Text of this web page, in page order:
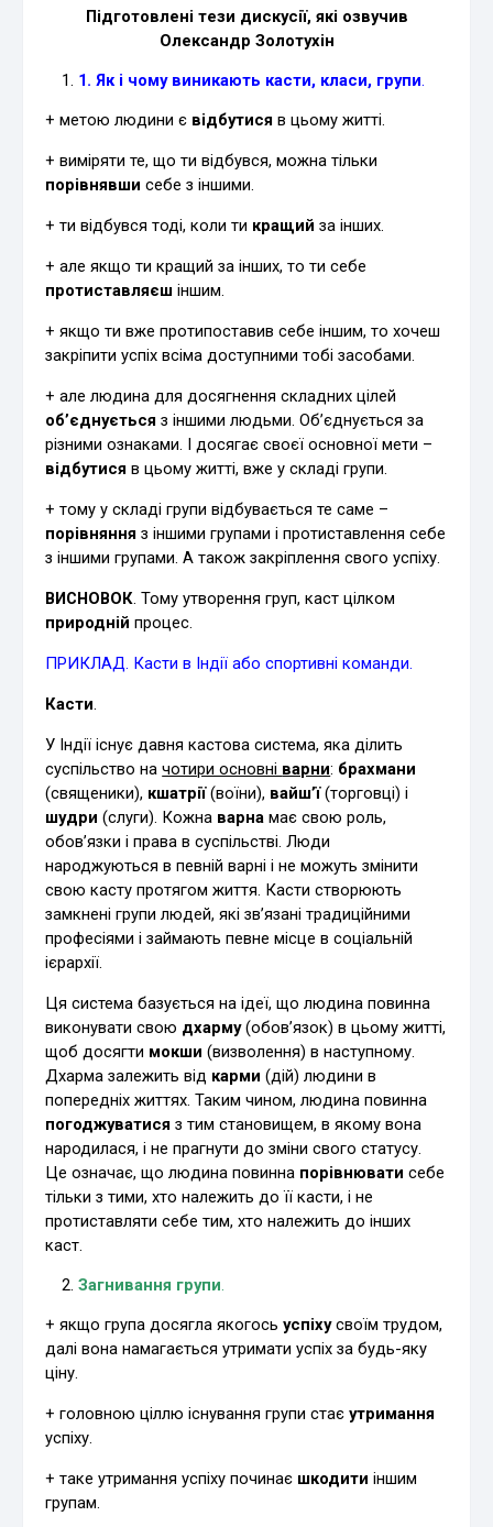
Підготовлені тези дискусії, які озвучив
Олександр Золотухін
1. Як і чому виникають касти, класи, групи.
+ метою людини є відбутися в цьому житті.
+ виміряти те, що ти відбувся, можна тільки
порівнявши себе з іншими.
+ ти відбувся тоді, коли ти кращий за інших.
+ але якщо ти кращий за інших, то ти себе
протиставляєш іншим.
+ якщо ти вже протипоставив себе іншим, то хочеш
закріпити успіх всіма доступними тобі засобами.
+ але людина для досягнення складних цілей
об’єднується з іншими людьми. Об’єднується за
різними ознаками. І досягає своєї основної мети –
відбутися в цьому житті, вже у складі групи.
+ тому у складі групи відбувається те саме –
порівняння з іншими групами і протиставлення себе
з іншими групами. А також закріплення свого успіху.
ВИСНОВОК. Тому утворення груп, каст цілком
природній процес.
ПРИКЛАД. Касти в Індії або спортивні команди.
Касти.
У Індії існує давня кастова система, яка ділить
суспільство начотири основні варни: брахмани
(священики), кшатрії(воїни), вайш’ї(торговці) і
шудри (слуги). Кожна варна має свою роль,
обов’язки і права в суспільстві. Люди
народжуються в певній варні і не можуть змінити
свою касту протягом життя. Касти створюють
замкнені групи людей, які зв’язані традиційними
професіями і займають певне місце в соціальній
ієрархії.
Ця система базується на ідеї, що людина повинна
виконувати свою дхарму(обов’язок) в цьому житті,
щоб досягти мокши (визволення) в наступному.
Дхарма залежить від карми (дій) людини в
попередніх життях. Таким чином, людина повинна
погоджуватися з тим становищем, в якому вона
народилася, і не прагнути до зміни свого статусу.
Це означає, що людина повинна порівнювати себе
тільки з тими, хто належить до її касти, і не
протиставляти себе тим, хто належить до інших
каст.
Загнивання групи.
+ якщо група досягла якогосьуспіхусвоїм трудом,
далі вона намагається утримати успіх за будь-яку
ціну.
+ головною ціллю існування групи стаєутримання
успіху.
+ таке утримання успіху починає шкодити іншим
групам.